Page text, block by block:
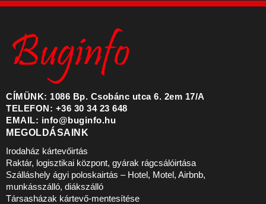
CÍMÜNK: 1086 Bp. Csobánc utca 6. 2em 17/A
TELEFON: +36 30 34 23 648
EMAIL: info@buginfo.hu
MEGOLDÁSAINK
Irodaház kártevőirtás
Raktár, logisztikai központ, gyárak rágcsálóirtása
Szálláshely ágyi poloskairtás – Hotel, Motel, Airbnb,
munkásszálló, diákszálló
Társasházak kártevő-mentesítése